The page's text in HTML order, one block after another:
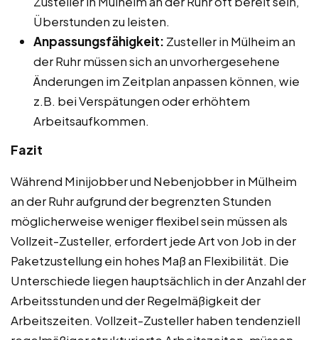
Überstunden zu leisten.
Anpassungsfähigkeit: Zusteller in Mülheim an
der Ruhr müssen sich an unvorhergesehene
Änderungen im Zeitplan anpassen können, wie
z.B. bei Verspätungen oder erhöhtem
Arbeitsaufkommen.
Fazit
Während Minijobber und Nebenjobber in Mülheim
an der Ruhr aufgrund der begrenzten Stunden
möglicherweise weniger flexibel sein müssen als
Vollzeit-Zusteller, erfordert jede Art von Job in der
Paketzustellung ein hohes Maß an Flexibilität. Die
Unterschiede liegen hauptsächlich in der Anzahl der
Arbeitsstunden und der Regelmäßigkeit der
Arbeitszeiten. Vollzeit-Zusteller haben tendenziell